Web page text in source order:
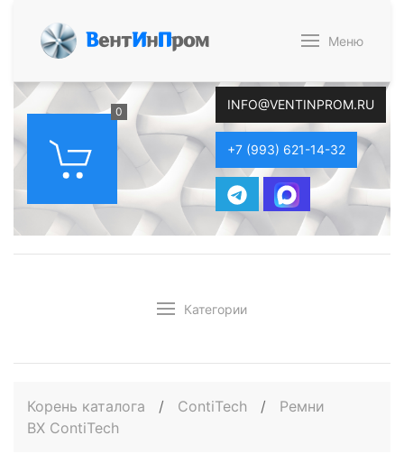
ВентИнПром Меню
0 INFO@VENTINPROM.RU
+7 (993) 621-14-32
Категории
Корень каталога / ContiTech /
Ремни
BX ContiTech